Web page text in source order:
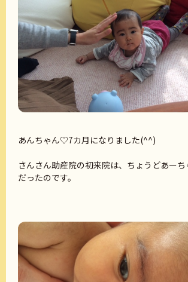
あんちゃん♡7カ月になりました(^^)
さんさん助産院の初来院は、ちょうどあー
だったのです。